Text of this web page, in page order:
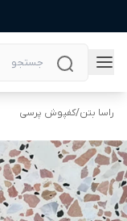
راسا بتن/کفپوش پرسی